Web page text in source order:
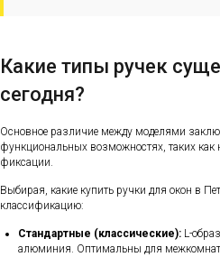
Какие типы ручек
сегодня?
Основное различие между моделями
функциональных возможностях, таких как
фиксации.
Выбирая, какие купить ручки для окон в
классификацию:
Стандартные (классические): L-
алюминия. Оптимальны для